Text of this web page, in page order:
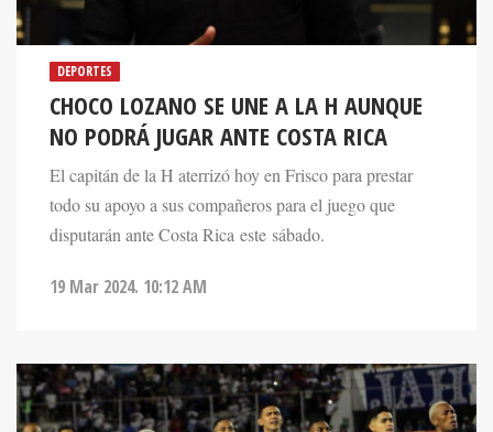
DEPORTES
CHOCO LOZANO SE UNE A LA H AUNQUE
NO PODRÁ JUGAR ANTE COSTA RICA
El capitán de la H aterrizó hoy en Frisco para prestar
todo su apoyo a sus compañeros para el juego que
disputarán ante Costa Rica este sábado.